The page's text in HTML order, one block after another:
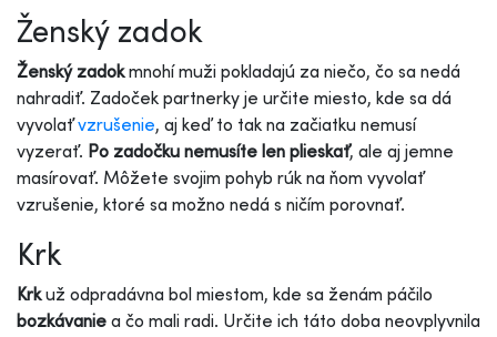
Ženský zadok
Ženský zadokmnohí muži pokladajú za niečo, čo sa nedá
nahradiť. Zadoček partnerky je určite miesto, kde sa dá
vyvolaťvzrušenie, aj keď to tak na začiatku nemusí
vyzerať. Po zadočku nemusíte len plieskať, ale aj jemne
masírovať. Môžete svojim pohyb rúk na ňom vyvolať
vzrušenie, ktoré sa možno nedá s ničím porovnať.
Krk
Krkuž odpradávna bol miestom, kde sa ženám páčilo
bozkávanie a čo mali radi. Určite ich táto doba neovplyvnila